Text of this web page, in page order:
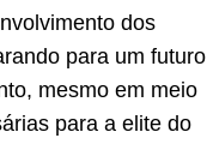
dos
para um futuro
mesmo em meio
para a elite do